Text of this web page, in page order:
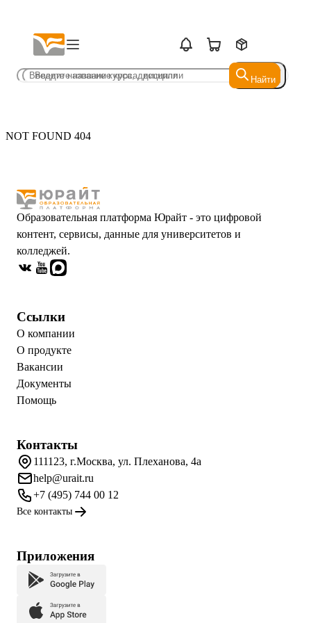
Найти
Найти
NOT FOUND 404
Образовательная платформа Юрайт - это цифровой
контент, сервисы, данные для университетов и
колледжей.
Ссылки
О компании
О продукте
Вакансии
Документы
Помощь
Контакты
111123, г.Москва, ул. Плеханова, 4а
help@urait.ru
+7 (495) 744 00 12
Все контакты
Приложения